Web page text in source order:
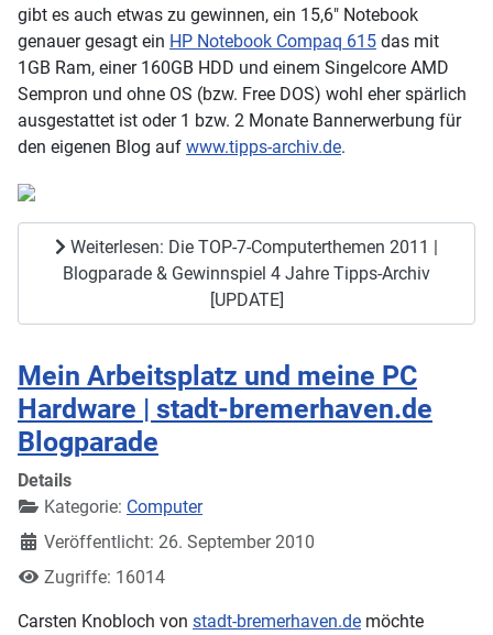
gibt es auch etwas zu gewinnen, ein 15,6" Notebook
genauer gesagt ein HP Notebook Compaq 615 das mit
1GB Ram, einer 160GB HDD und einem Singelcore AMD
Sempron und ohne OS (bzw. Free DOS) wohl eher spärlich
ausgestattet ist oder 1 bzw. 2 Monate Bannerwerbung für
den eigenen Blog auf www.tipps-archiv.de.
Weiterlesen: Die TOP-7-Computerthemen 2011 |
Blogparade & Gewinnspiel 4 Jahre Tipps-Archiv
[UPDATE]
Mein Arbeitsplatz und meine PC
Hardware | stadt-bremerhaven.de
Blogparade
Details
Kategorie: Computer
Veröffentlicht: 26. September 2010
Zugriffe: 16014
Carsten Knobloch von stadt-bremerhaven.de möchte